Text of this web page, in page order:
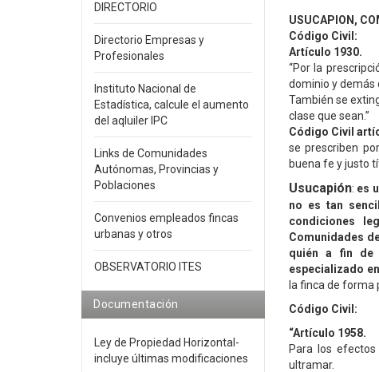
USUCAPION,
Código Civil:
Artículo 1930.
“Por la
dominio y demás
También se
clase que sean.”
Código Civil
se prescriben
buena fe y justo
Usucapión: es
no es tan
condiciones
Comunidades
quién a fin de
especializado
la finca de forma
Código Civil:
“Artículo 1958.
Para los
ultramar.
DIRECTORIO
Directorio Empresas y
Profesionales
Instituto Nacional de
Estadística, calcule el aumento
del aqluiler IPC
Links de Comunidades
Autónomas, Provincias y
Poblaciones
Convenios empleados fincas
urbanas y otros
OBSERVATORIO ITES
Documentación
Ley de Propiedad Horizontal-
incluye últimas modificaciones